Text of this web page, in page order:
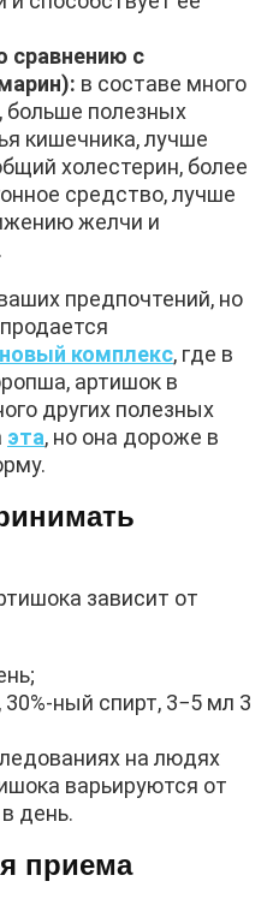
сравнению с
в составе много
больше полезных
кишечника, лучше
холестерин, более
средство, лучше
желчи и
предпочтений, но
комплекс, где в
артишок в
других полезных
эта, но она дороже в
зависит от
ный спирт, 3−5 мл 3
на людях
варьируются от
день.
приема